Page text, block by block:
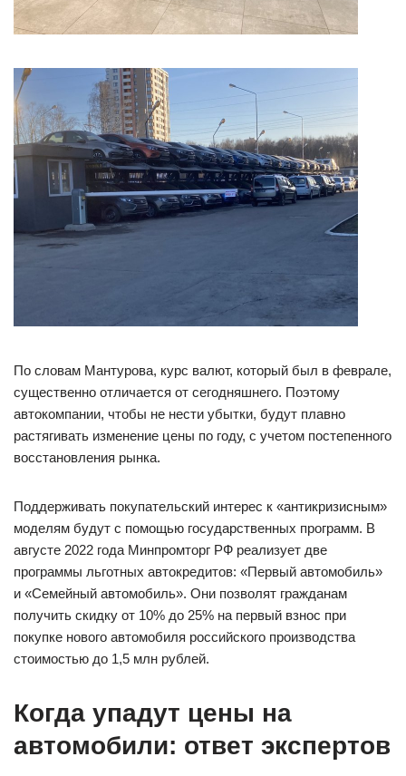
По словам Мантурова, курс валют, который был в феврале,
существенно отличается от сегодняшнего. Поэтому
автокомпании, чтобы не нести убытки, будут плавно
растягивать изменение цены по году, с учетом постепенного
восстановления рынка.
Поддерживать покупательский интерес к «антикризисным»
моделям будут с помощью государственных программ. В
августе 2022 года Минпромторг РФ реализует две
программы льготных автокредитов: «Первый автомобиль»
и «Семейный автомобиль». Они позволят гражданам
получить скидку от 10% до 25% на первый взнос при
покупке нового автомобиля российского производства
стоимостью до 1,5 млн рублей.
Когда упадут цены на
автомобили: ответ экспертов